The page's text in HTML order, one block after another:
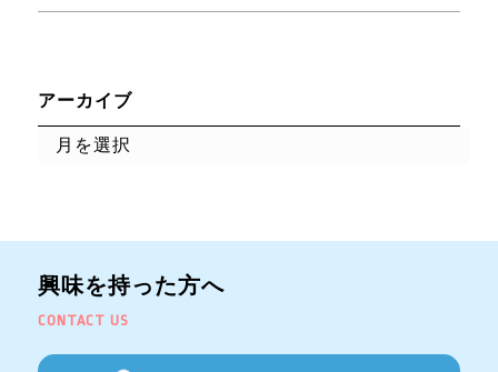
アーカイブ
興味を持った方へ
CONTACT US